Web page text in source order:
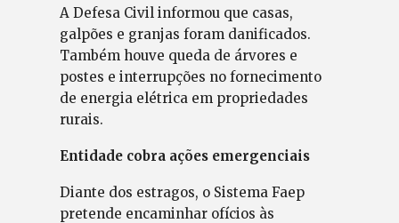
A Defesa Civil informou que casas,
galpões e granjas foram danificados.
Também houve queda de árvores e
postes e interrupções no fornecimento
de energia elétrica em propriedades
rurais.
Entidade cobra ações emergenciais
Diante dos estragos, o Sistema Faep
pretende encaminhar ofícios às